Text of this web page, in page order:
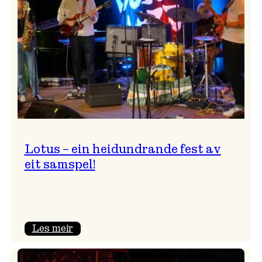
NTNU!
Lotus – ein heidundrande fest av
eit samspel!
Les meir:
–